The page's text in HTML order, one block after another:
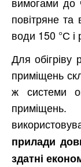
повітряне
води 150 °С і
Для обігріву
приміщень
ж системи
прилади
здатні